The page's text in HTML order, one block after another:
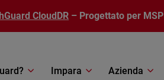
CloudDR – Progettato per MSP
Impara Azienda